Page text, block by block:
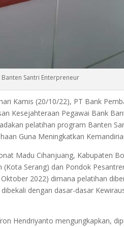
Santri Enterpreneur
Kamis (20/10/22), PT Bank
Kesejahteraan Pegawai Bank
pelatihan program Banten
Guna Meningkatkan
Madu Cihanjuang, Kabupaten
Serang) dan Pondok
2022) dimana pelatihan
dengan dasar-dasar
Hendriyanto mengungkapkan,